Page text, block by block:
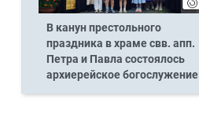
В канун престольного
праздника в храме свв. апп.
Петра и Павла состоялось
архиерейское богослужение